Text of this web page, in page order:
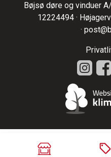
Bøjsø døre og vinduer A/
12224494 ·
·